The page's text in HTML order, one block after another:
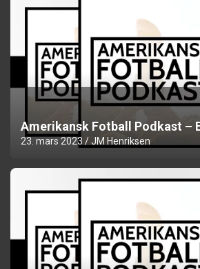
Amerikansk Fotball Podkast –
23. mars 2023 JM Henriksen